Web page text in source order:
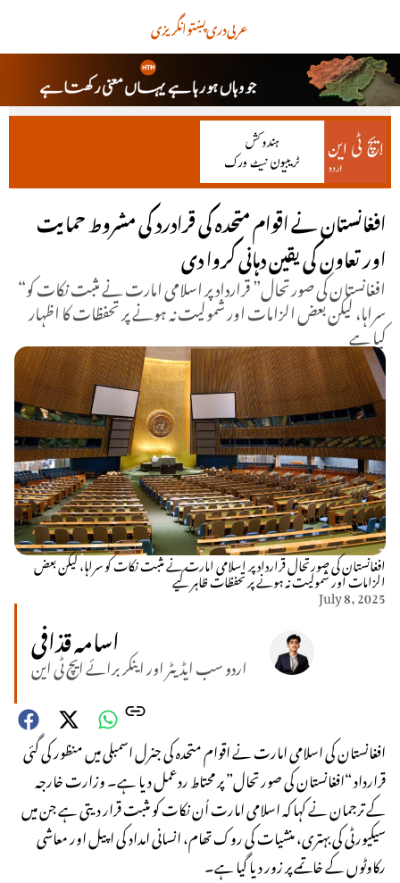
انگریزیپښتودریعربی
افغانستان نے اقوام متحدہ کی قرادرد کی مشروط حمایت
اور تعاون کی یقین دہانی کروا دی
“افغانستان کی صورتحال” قرارداد پر اسلامی امارت نے مثبت نکات کو
سراہا، لیکن بعض الزامات اور شمولیت نہ ہونے پر تحفظات کا اظہار
کیا ہے
افغانستان کی صورتحال قرارداد پر اسلامی امارت نے مثبت نکات کو سراہا، لیکن بعض
الزامات اور شمولیت نہ ہونے پر تحفظات ظاہر کیے
July 8, 2025
اسامہ قذافی
اردو سب ایڈیٹر اور اینکر برائے ایچ ٹی این
افغانستان کی اسلامی امارت نے اقوام متحدہ کی جنرل اسمبلی میں منظور کی گئی
قرارداد “افغانستان کی صورتحال” پر محتاط ردعمل دیا ہے۔ وزارت خارجہ
کے ترجمان نے کہا کہ اسلامی امارت اُن نکات کو مثبت قرار دیتی ہے جن میں
سیکیورٹی کی بہتری، منشیات کی روک تھام، انسانی امداد کی اپیل اور معاشی
رکاوٹوں کے خاتمے پر زور دیا گیا ہے۔